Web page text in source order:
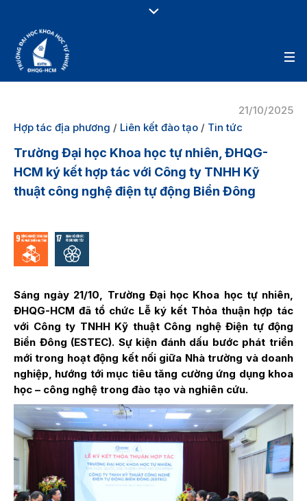
21/10/2025
Hợp tác địa phương / Liên kết đào tạo / Tin tức
Trường Đại học Khoa học tự nhiên, ĐHQG-
HCM ký kết hợp tác với Công ty TNHH Kỹ
thuật công nghệ điện tự động Biển Đông
Sáng ngày 21/10, Trường Đại học Khoa học tự nhiên,
ĐHQG-HCM đã tổ chức Lễ ký kết Thỏa thuận hợp tác
với Công ty TNHH Kỹ thuật Công nghệ Điện tự động
Biển Đông (ESTEC). Sự kiện đánh dấu bước phát triển
mới trong hoạt động kết nối giữa Nhà trường và doanh
nghiệp, hướng tới mục tiêu tăng cường ứng dụng khoa
học – công nghệ trong đào tạo và nghiên cứu.